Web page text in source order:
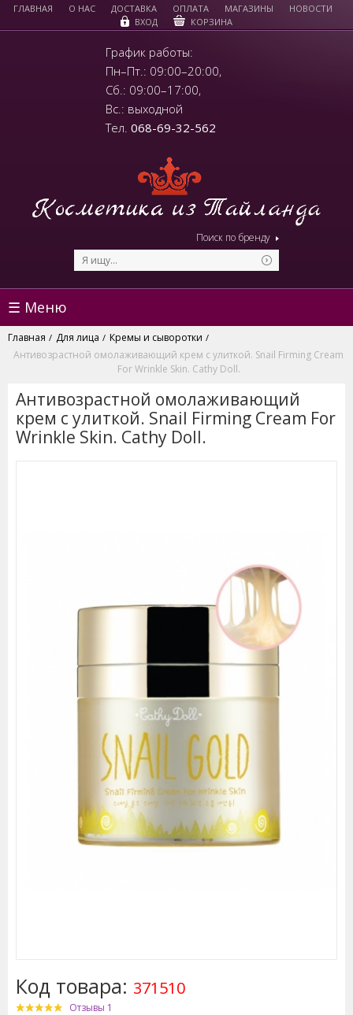
ГЛАВНАЯ О НАС ДОСТАВКА ОПЛАТА МАГАЗИНЫ
НОВОСТИ
ВХОД
КОРЗИНА
График работы:
Пн–Пт.: 09:00–20:00,
Сб.: 09:00–17:00,
Вс.: выходной
Тел. 068-69-32-562
Поиск по бренду
☰ Меню
Главная / Для лица / Кремы и сыворотки /
Антивозрастной омолаживающий крем с улиткой. Snail Firming Cream
For Wrinkle Skin. Cathy Doll.
Антивозрастной омолаживающий
крем с улиткой. Snail Firming Cream For
Wrinkle Skin. Cathy Doll.
Код товара: 371510
Отзывы 1